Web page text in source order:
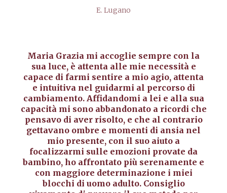
E. Lugano
Maria Grazia mi accoglie sempre con la
sua luce, è attenta alle mie necessità e
capace di farmi sentire a mio agio, attenta
e intuitiva nel guidarmi al percorso di
cambiamento. Affidandomi a lei e alla sua
capacità mi sono abbandonato a ricordi che
pensavo di aver risolto, e che al contrario
gettavano ombre e momenti di ansia nel
mio presente, con il suo aiuto a
focalizzarmi sulle emozioni provate da
bambino, ho affrontato più serenamente e
con maggiore determinazione i miei
blocchi di uomo adulto. Consiglio